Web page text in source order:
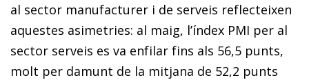
al sector manufacturer i de serveis reflecteixen
aquestes asimetries: al maig, l’índex PMI per al
sector serveis es va enfilar fins als 56,5 punts,
molt per damunt de la mitjana de 52,2 punts